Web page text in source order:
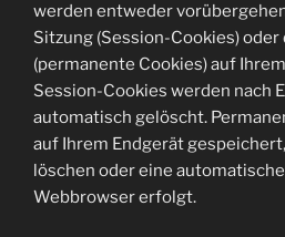
werden entweder
Sitzung (Session-Cookies)
(permanente Cookies) auf
Session-Cookies werden nach
automatisch gelöscht.
auf Ihrem Endgerät
löschen oder eine
Webbrowser erfolgt.